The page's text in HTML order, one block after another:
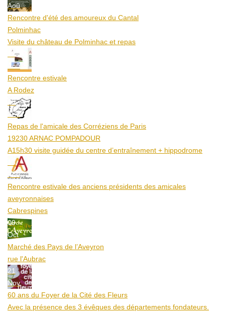
Aoû
Rencontre d'été des amoureux du Cantal
Polminhac
Visite du château de Polminhac et repas
12
Aoû
Rencontre estivale
A Rodez
23
Aoû
Repas de l'amicale des Corréziens de Paris
19230 ARNAC POMPADOUR
A15h30 visite guidée du centre d’entraînement + hippodrome
25
Aoû
Rencontre estivale des anciens présidents des amicales
aveyronnaises
Cabrespines
09
Oct
Marché des Pays de l’Aveyron
rue l'Aubrac
21
Nov
60 ans du Foyer de la Cité des Fleurs
Avec la présence des 3 évêques des départements fondateurs.